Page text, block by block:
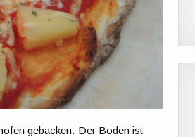
gebacken. Der Boden ist